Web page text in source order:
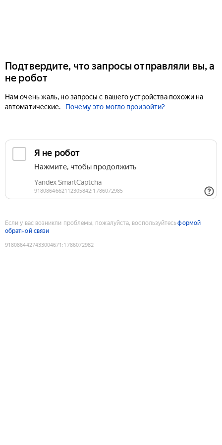
Подтвердите, что запросы отправляли вы, а
не робот
Нам очень жаль, но запросы с вашего устройства похожи на
автоматические.
Почему это могло произойти?
Если у вас возникли проблемы, пожалуйста, воспользуйтесьформой
обратной связи
9180864427433004671 :1786072982